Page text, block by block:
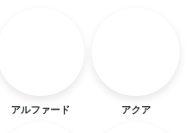
アルファード アクア